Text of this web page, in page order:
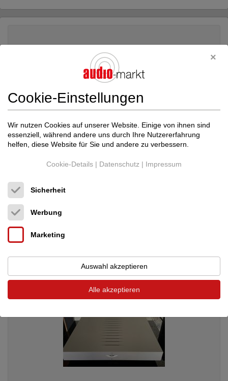
LINN Linn Klimax 500 Twin
Endverstärker
Neupreis: 11.270 €
4.595 €
Cookie-Einstellungen
Wir nutzen Cookies auf unserer Website. Einige von ihnen sind
essenziell, während andere uns durch Ihre Nutzererfahrung
helfen, diese Website für Sie und andere zu verbessern.
Cookie-Details | Datenschutz | Impressum
Sicherheit
Werbung
Marketing
Auswahl akzeptieren
Alle akzeptieren